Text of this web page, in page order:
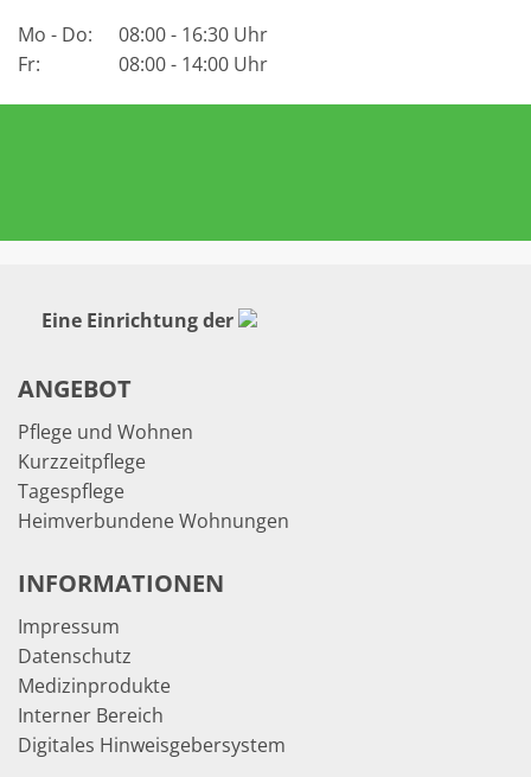
Mo - Do
08:00 - 16:30 Uhr
Fr
08:00 - 14:00 Uhr
Eine Einrichtung der
ANGEBOT
Pflege und Wohnen
Kurzzeitpflege
Tagespflege
Heimverbundene Wohnungen
INFORMATIONEN
Impressum
Datenschutz
Medizinprodukte
Interner Bereich
Digitales Hinweisgebersystem